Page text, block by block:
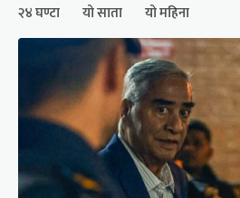
२४ घण्टा यो साता यो महिना